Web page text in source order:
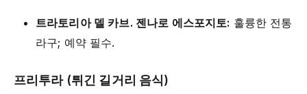
트라토리아 델 카브. 젠나로 에스포지토: 훌륭한 전통
라구; 예약 필수.
프리투라 (튀긴 길거리 음식)